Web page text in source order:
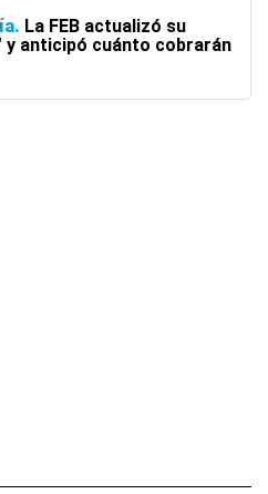
La FEB actualizó su
y anticipó cuánto cobrarán